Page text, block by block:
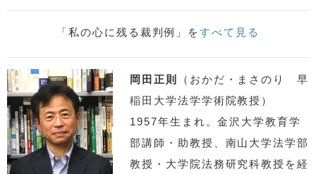
「私の心に残る裁判例」をすべて見る
岡田正則
（おかだ・まさのり 早
稲田大学法学学術院教授）
1957年生まれ。金沢大学教育学
部講師・助教授、南山大学法学部
教授・大学院法務研究科教授を経